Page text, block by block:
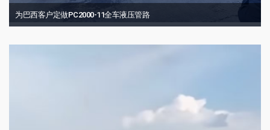
为巴西客户定做PC2000-11全车液压管路